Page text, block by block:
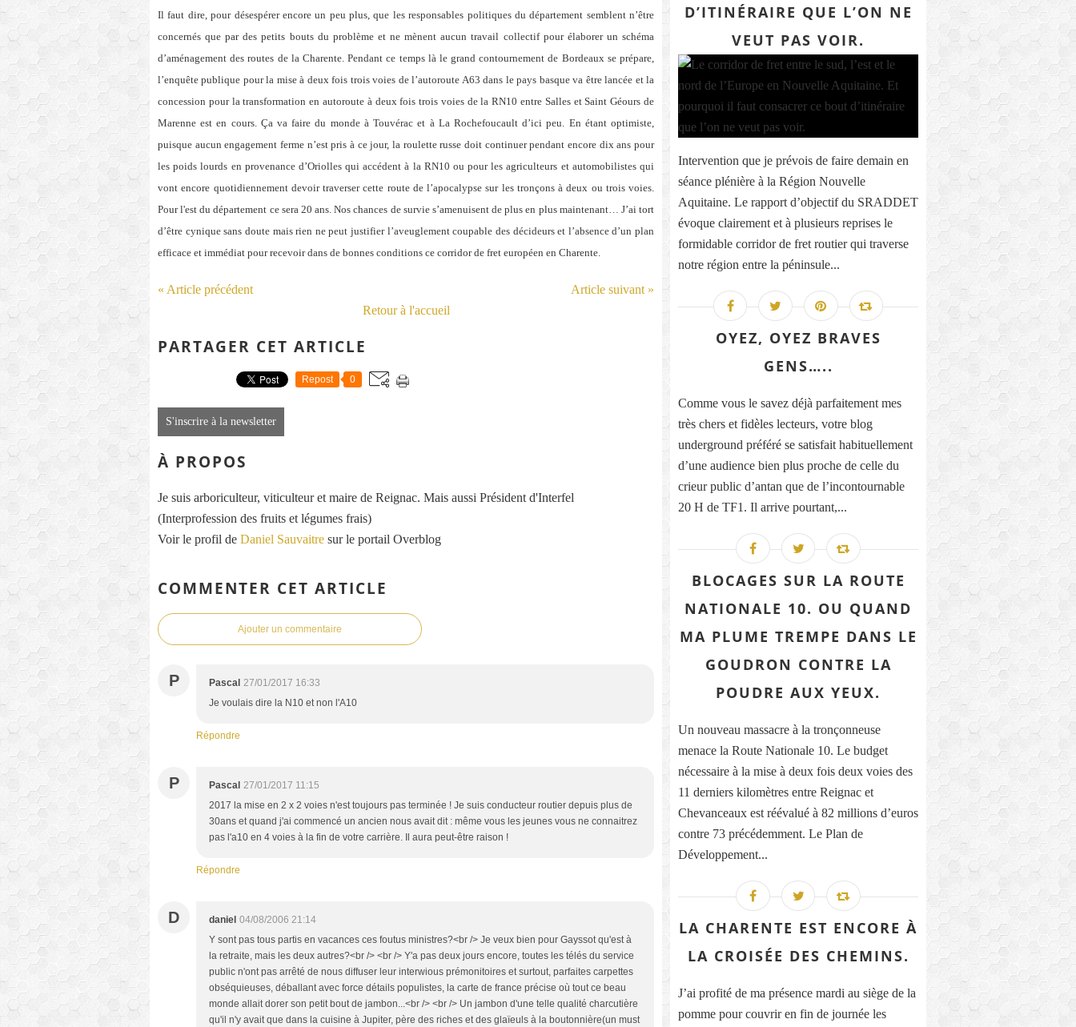
Il faut dire, pour désespérer encore un peu plus, que les responsables politiques du département semblent n’être
concernés que par des petits bouts du problème et ne mènent aucun travail collectif pour élaborer un schéma
d’aménagement des routes de la Charente. Pendant ce temps là le grand contournement de Bordeaux se prépare,
l’enquête publique pour la mise à deux fois trois voies de l’autoroute A63 dans le pays basque va être lancée et la
concession pour la transformation en autoroute à deux fois trois voies de la RN10 entre Salles et Saint Géours de
Marenne est en cours. Ça va faire du monde à Touvérac et à La Rochefoucault d’ici peu. En étant optimiste,
puisque aucun engagement ferme n’est pris à ce jour, la roulette russe doit continuer pendant encore dix ans pour
les poids lourds en provenance d’Oriolles qui accédent à la RN10 ou pour les agriculteurs et automobilistes qui
vont encore quotidiennement devoir traverser cette route de l’apocalypse sur les tronçons à deux ou trois voies.
Pour l'est du département ce sera 20 ans. Nos chances de survie s’amenuisent de plus en plus maintenant… J’ai tort
d’être cynique sans doute mais rien ne peut justifier l’aveuglement coupable des décideurs et l’absence d’un plan
efficace et immédiat pour recevoir dans de bonnes conditions ce corridor de fret européen en Charente.
« Article précédent
Article suivant »
Retour à l'accueil
PARTAGER CET ARTICLE
Repost 0
S'inscrire à la newsletter
À PROPOS
Je suis arboriculteur, viticulteur et maire de Reignac. Mais aussi Président d'Interfel
(Interprofession des fruits et légumes frais)
Voir le profil de Daniel Sauvaitre sur le portail Overblog
COMMENTER CET ARTICLE
Ajouter un commentaire
P Pascal 27/01/2017 16:33
Je voulais dire la N10 et non l'A10
Répondre
P Pascal 27/01/2017 11:15
2017 la mise en 2 x 2 voies n'est toujours pas terminée ! Je suis conducteur routier depuis plus de
30ans et quand j'ai commencé un ancien nous avait dit : même vous les jeunes vous ne connaitrez
pas l'a10 en 4 voies à la fin de votre carrière. Il aura peut-être raison !
Répondre
D daniel 04/08/2006 21:14
Y sont pas tous partis en vacances ces foutus ministres?<br /> Je veux bien pour Gayssot qu'est à
la retraite, mais les deux autres?<br /> <br /> Y'a pas deux jours encore, toutes les télés du service
public n'ont pas arrêté de nous diffuser leur interwious prémonitoires et surtout, parfaites carpettes
obséquieuses, déballant avec force détails populistes, la carte de france précise où tout ce beau
monde allait dorer son petit bout de jambon...<br /> <br /> Un jambon d'une telle qualité charcutière
qu'il n'y avait que dans la cuisine à Jupiter, père des riches et des glaïeuls à la boutonnière(un must
D’ITINÉRAIRE QUE L’ON NE
VEUT PAS VOIR.
Intervention que je prévois de faire demain en
séance plénière à la Région Nouvelle
Aquitaine. Le rapport d’objectif du SRADDET
évoque clairement et à plusieurs reprises le
formidable corridor de fret routier qui traverse
notre région entre la péninsule...
OYEZ, OYEZ BRAVES
GENS…..
Comme vous le savez déjà parfaitement mes
très chers et fidèles lecteurs, votre blog
underground préféré se satisfait habituellement
d’une audience bien plus proche de celle du
crieur public d’antan que de l’incontournable
20 H de TF1. Il arrive pourtant,...
BLOCAGES SUR LA ROUTE
NATIONALE 10. OU QUAND
MA PLUME TREMPE DANS LE
GOUDRON CONTRE LA
POUDRE AUX YEUX.
Un nouveau massacre à la tronçonneuse
menace la Route Nationale 10. Le budget
nécessaire à la mise à deux fois deux voies des
11 derniers kilomètres entre Reignac et
Chevanceaux est réévalué à 82 millions d’euros
contre 73 précédemment. Le Plan de
Développement...
LA CHARENTE EST ENCORE À
LA CROISÉE DES CHEMINS.
J’ai profité de ma présence mardi au siège de la
pomme pour couvrir en fin de journée les